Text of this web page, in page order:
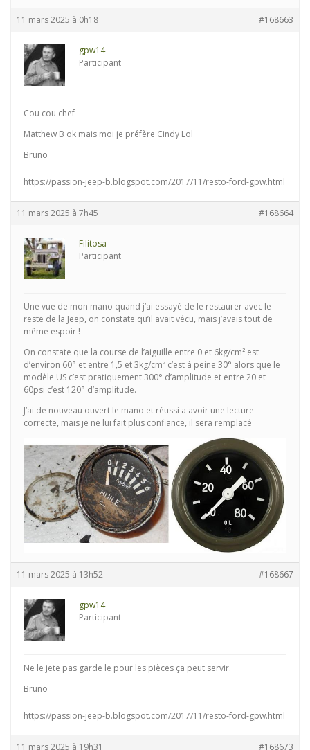
11 mars 2025 à 0h18 #168663
gpw14
Participant
Cou cou chef
Matthew B ok mais moi je préfère Cindy Lol
Bruno
https://passion-jeep-b.blogspot.com/2017/11/resto-ford-gpw.html
11 mars 2025 à 7h45 #168664
Filitosa
Participant
Une vue de mon mano quand j’ai essayé de le restaurer avec le
reste de la Jeep, on constate qu’il avait vécu, mais j’avais tout de
même espoir !
On constate que la course de l’aiguille entre 0 et 6kg/cm² est
d’environ 60° et entre 1,5 et 3kg/cm² c’est à peine 30° alors que le
modèle US c’est pratiquement 300° d’amplitude et entre 20 et
60psi c’est 120° d’amplitude.
J’ai de nouveau ouvert le mano et réussi a avoir une lecture
correcte, mais je ne lui fait plus confiance, il sera remplacé
11 mars 2025 à 13h52 #168667
gpw14
Participant
Ne le jete pas garde le pour les pièces ça peut servir.
Bruno
https://passion-jeep-b.blogspot.com/2017/11/resto-ford-gpw.html
11 mars 2025 à 19h31 #168673